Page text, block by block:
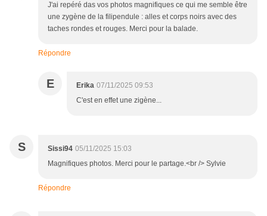
J'ai repéré das vos photos magnifiques ce qui me semble être
une zygène de la filipendule : alles et corps noirs avec des
taches rondes et rouges. Merci pour la balade.
Répondre
E Erika 07/11/2025 09:53
C'est en effet une zigène...
S Sissi94 05/11/2025 15:03
Magnifiques photos. Merci pour le partage.<br /> Sylvie
Répondre